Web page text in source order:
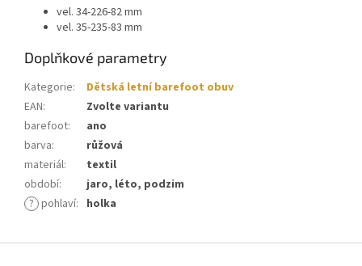
vel. 34-226-82 mm
vel. 35-235-83 mm
Doplňkové parametry
Kategorie:
Dětská letní barefoot obuv
EAN:
Zvolte variantu
barefoot:
ano
barva:
růžová
materiál:
textil
období:
jaro, léto, podzim
? pohlaví: holka